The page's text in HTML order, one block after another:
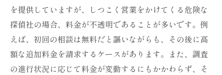
を提供していますが、しつこく営業をかけてくる危険な
探偵社の場合、料金が不透明であることが多いです。例
えば、初回の相談は無料だと謳いながらも、その後に高
額な追加料金を請求するケースがあります。また、調査
の進行状況に応じて料金が変動するにもかかわらず、そ